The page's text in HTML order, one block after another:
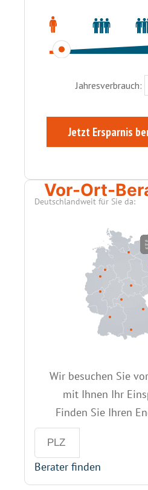
Deutschlandweit für Sie da:
Vor-Ort-
Wir besuchen Sie
mit Ihnen Ihr
Finden Sie Ihren
Berater finden